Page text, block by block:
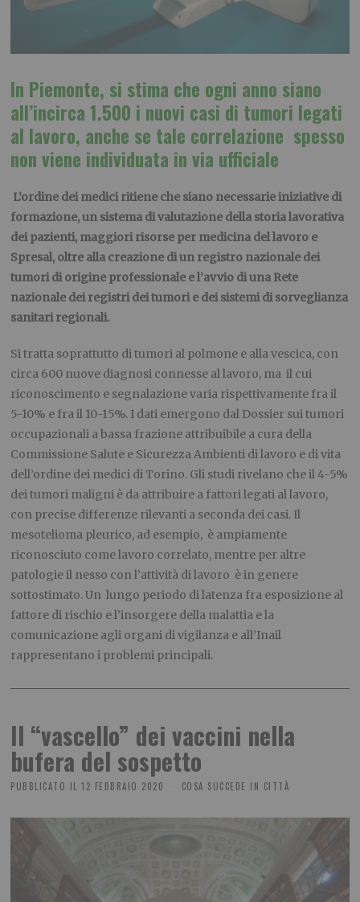
In Piemonte, si stima che ogni anno siano
all’incirca 1.500 i nuovi casi di tumori legati
al lavoro, anche se tale correlazione spesso
non viene individuata in via ufficiale
L’ordine dei medici ritiene che siano necessarie iniziative di
formazione, un sistema di valutazione della storia lavorativa
dei pazienti, maggiori risorse per medicina del lavoro e
Spresal, oltre alla creazione di un registro nazionale dei
tumori di origine professionale e l’avvio di una Rete
nazionale dei registri dei tumori e dei sistemi di sorveglianza
sanitari regionali.
Si tratta soprattutto di tumori al polmone e alla vescica, con
circa 600 nuove diagnosi connesse al lavoro, ma il cui
riconoscimento e segnalazione varia rispettivamente fra il
5-10% e fra il 10-15%. I dati emergono dal Dossier sui tumori
occupazionali a bassa frazione attribuibile a cura della
Commissione Salute e Sicurezza Ambienti di lavoro e di vita
dell’ordine dei medici di Torino. Gli studi rivelano che il 4-5%
dei tumori maligni è da attribuire a fattori legati al lavoro,
con precise differenze rilevanti a seconda dei casi. Il
mesotelioma pleurico, ad esempio, è ampiamente
riconosciuto come lavoro correlato, mentre per altre
patologie il nesso con l’attività di lavoro è in genere
sottostimato. Un lungo periodo di latenza fra esposizione al
fattore di rischio e l’insorgere della malattia e la
comunicazione agli organi di vigilanza e all’Inail
rappresentano i problemi principali.
Il “vascello” dei vaccini nella
bufera del sospetto
PUBBLICATO IL 12 FEBBRAIO 2020 COSA SUCCEDE IN CITTÀ